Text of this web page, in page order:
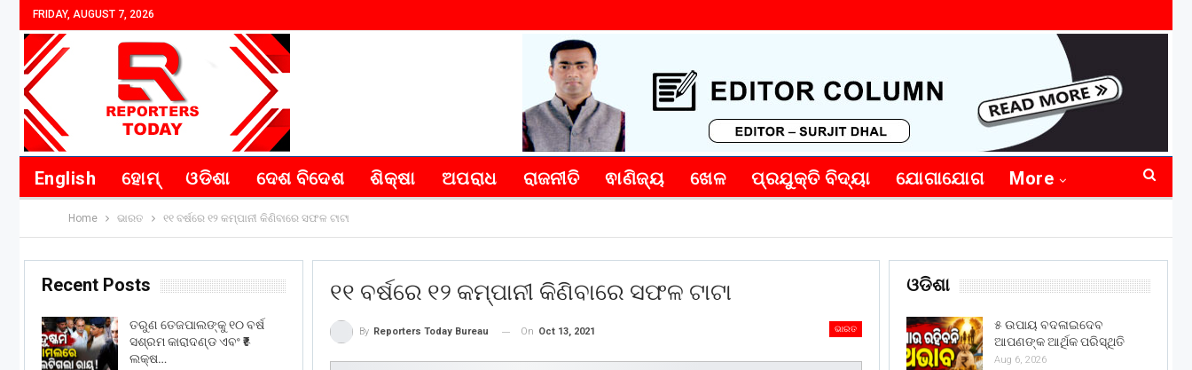
FRIDAY, AUGUST 7, 2026
English ହୋମ୍ ଓଡିଶା ଦେଶ ବିଦେଶ ଶିକ୍ଷା ଅପରାଧ ରାଜନୀତି ଵାଣିଜ୍ୟ ଖେଳ ପ୍ରଯୁକ୍ତି ବିଦ୍ୟା ଯୋଗାଯୋଗ More
Home ଭାରତ ୧୧ ବର୍ଷରେ ୧୨ କମ୍ପାନୀ କିଣିବାରେ ସଫଳ ଟାଟା
୧୧ ବର୍ଷରେ ୧୨ କମ୍ପାନୀ କିଣିବାରେ ସଫଳ ଟାଟା
ଭାରତ
By Reporters Today Bureau On Oct 13, 2021
ଓଡିଶା
୫ ଉପାୟ ବଦଳାଇଦେବ
ଆପଣଙ୍କ ଆର୍ଥିକ ପରିସ୍ଥିତି
Aug 6, 2026
Recent Posts
ତରୁଣ ତେଜପାଲଙ୍କୁ ୧୦ ବର୍ଷ
ସଶ୍ରମ କାରାଦଣ୍ଡ ଏବଂ ₹୫
ଲକ୍ଷ…